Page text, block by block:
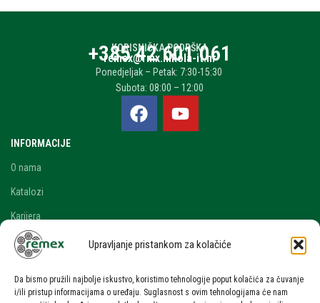
Upravljanje pristankom za kolačiće
Da bismo pružili najbolje iskustvo, koristimo tehnologije poput kolačića za čuvanje
i/ili pristup informacijama o uređaju. Suglasnost s ovim tehnologijama će nam
KORISNIČKA PODRŠKA
+385 42 601 061
remex@rmx.nikola-it.hr
Ponedjeljak – Petak: 7:30-15:30
Subota: 08:00 – 12:00
INFORMACIJE
O nama
Katalozi
Karijera
Blog i novosti
RAČUN